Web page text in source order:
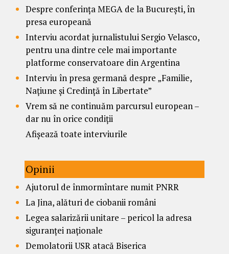
Despre conferința MEGA de la București, în
presa europeană
Interviu acordat jurnalistului Sergio Velasco,
pentru una dintre cele mai importante
platforme conservatoare din Argentina
Interviu în presa germană despre „Familie,
Națiune și Credință în Libertate”
Vrem să ne continuăm parcursul european –
dar nu în orice condiții
Afișează toate interviurile
Opinii
Ajutorul de înmormîntare numit PNRR
La Jina, alături de ciobanii români
Legea salarizării unitare – pericol la adresa
siguranței naționale
Demolatorii USR atacă Biserica